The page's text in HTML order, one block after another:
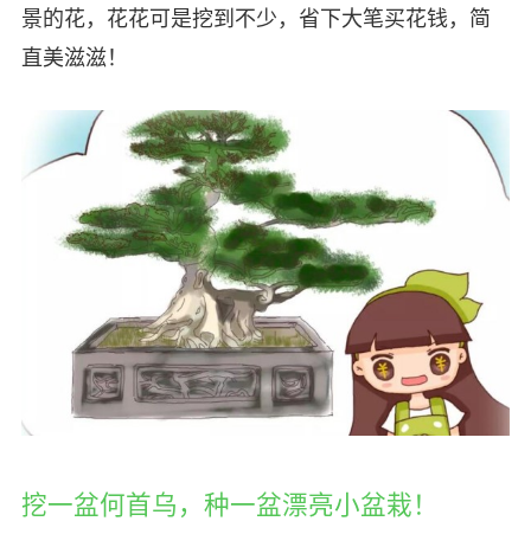
景的花，花花可是挖到不少，省下大笔买花钱，简
直美滋滋！
挖一盆何首乌，种一盆漂亮小盆栽！